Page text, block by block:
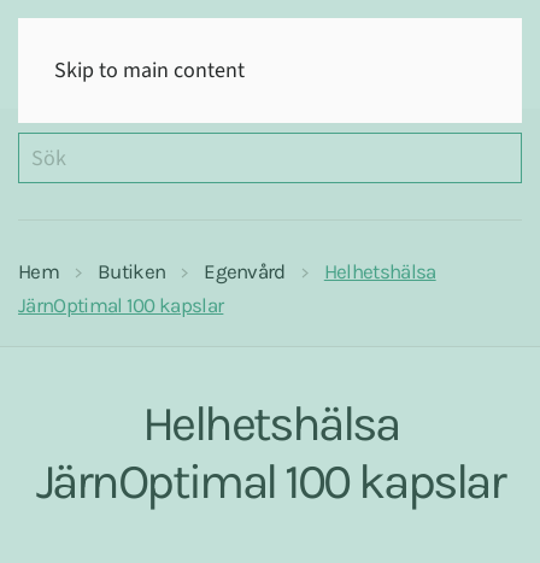
Skip to main content
Hem Butiken Egenvård
Helhetshälsa
JärnOptimal 100 kapslar
Helhetshälsa
JärnOptimal 100 kapslar